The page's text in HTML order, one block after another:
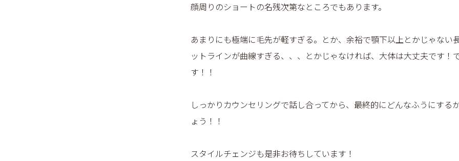
顔周りのショートの名残次第なところでもあります。
あまりにも極端に毛先が軽すぎる。とか、余裕で顎下以上とかじゃない
ットラインが曲線すぎる、、、とかじゃなければ、大体は大丈夫です！
す！！
しっかりカウンセリングで話し合ってから、最終的にどんなふうにする
ょう！！
スタイルチェンジも是非お待ちしています！